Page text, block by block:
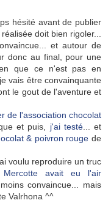
hésité avant de publier
doit bien rigoler...
et autour de
donc au final, pour une
que ce n'est pas en
vais être convainquante
le gout de l'aventure et
de l'association chocolat
et puis, j'ai testé... et
& poivron rouge de
voulu reproduire un truc
Mercotte avait eu l'air
convaincue... mais
Valrhona ^^